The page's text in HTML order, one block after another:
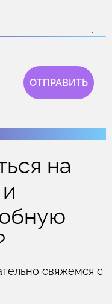
ОТПРАВИТЬ
на
свяжемся с